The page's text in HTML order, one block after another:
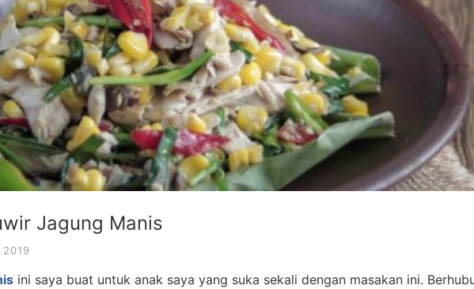
Jagung Manis
2019
ini saya buat untuk anak saya yang suka sekali dengan masakan ini.